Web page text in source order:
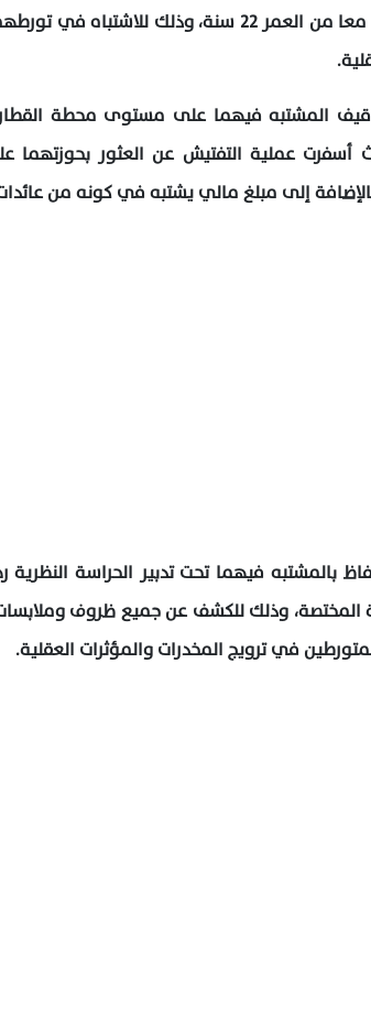
سيدة يبلغان معا من العمر 22 سنة، وذلك
المشتبه فيهما على مستوى محطة
إلى مبلغ مالي يشتبه في كونه من
بالمشتبه فيهما تحت تدبير الحراسة
المختصة، وذلك للكشف عن جميع ظروف
في ترويج المخدرات والمؤثرات العقلية.